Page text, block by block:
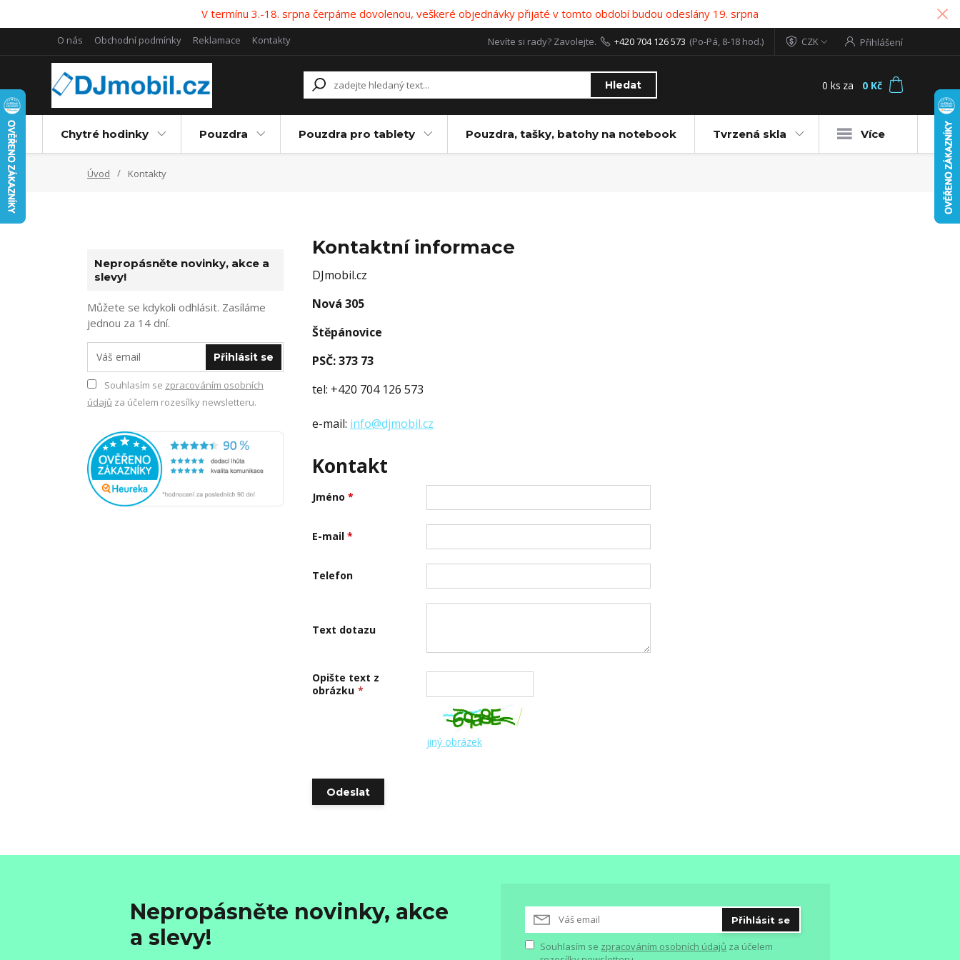
V termínu 3.-18. srpna čerpáme dovolenou, veškeré objednávky přijaté v tomto období budou odeslány 19. srpna
O nás Obchodní podmínky Reklamace Kontakty CZK Přihlášení
Hledat
Nevíte si rady? Zavolejte. +420 704 126 573 (Po-Pá, 8-18 hod.)
0 ks za 0 Kč
Chytré hodinky Pouzdra Pouzdra pro tablety Pouzdra, tašky, batohy na notebook Tvrzená skla Více
Úvod Kontakty
Nepropásněte novinky, akce a
slevy!
Můžete se kdykoli odhlásit. Zasíláme
jednou za 14 dní.
Přihlásit se
Souhlasím se zpracováním osobních
údajů za účelem rozesílky newsletteru.
Kontaktní informace
DJmobil.cz
Nová 305
Štěpánovice
PSČ: 373 73
tel: +420 704 126 573
e-mail: info@djmobil.cz
Kontakt
Jméno *
E-mail *
Telefon
Text dotazu
Opište text z
obrázku *
jiný obrázek
Nepropásněte novinky, akce
a slevy!
Přihlásit se
Souhlasím se zpracováním osobních údajů za účelem